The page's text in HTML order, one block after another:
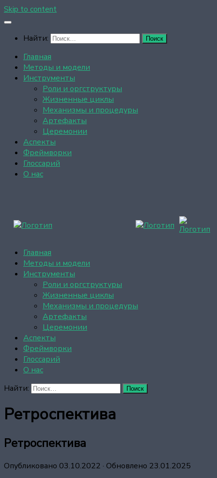
Skip to content
Найти:
Главная
Методы и модели
Инструменты
Роли и оргструктуры
Жизненные циклы
Механизмы и процедуры
Артефакты
Церемонии
Аспекты
Фреймворки
Глоссарий
О нас
Найти:
Главная
Методы и модели
Инструменты
Роли и оргструктуры
Жизненные циклы
Механизмы и процедуры
Артефакты
Церемонии
Аспекты
Фреймворки
Глоссарий
О нас
Ретроспектива
Ретроспектива
Опубликовано 03.10.2022 · Обновлено 23.01.2025